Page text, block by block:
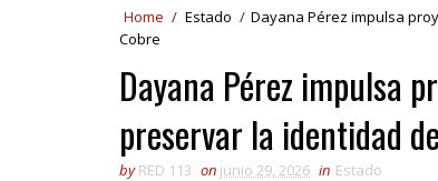
Home / Estado / Dayana Pérez impulsa
Cobre
Dayana Pérez impulsa
preservar la identidad
by RED 113 on junio 29, 2026 in Estado